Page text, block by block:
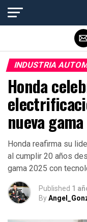
INDUSTRIA
Honda
nueva
Honda reafirma su
al cumplir 20 años
gama 2025 con
Published 1
By